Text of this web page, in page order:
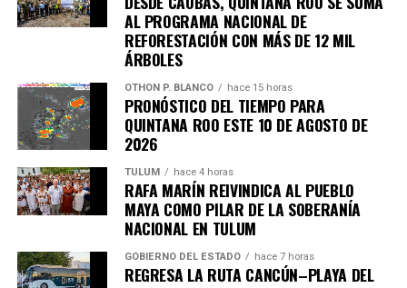
importantes de Quintana Roo directamente
en tu teléfono.
Unirme al canal de WhatsApp
AL PROGRAMA NACIONAL DE
REFORESTACIÓN CON MÁS DE 12 MIL
ÁRBOLES
OTHON P. BLANCO hace 15 horas
PRONÓSTICO DEL TIEMPO PARA
QUINTANA ROO ESTE 10 DE AGOSTO DE
2026
TULUM hace 4 horas
RAFA MARÍN REIVINDICA AL PUEBLO
MAYA COMO PILAR DE LA SOBERANÍA
NACIONAL EN TULUM
GOBIERNO DEL ESTADO hace 7 horas
REGRESA LA RUTA CANCÚN–PLAYA DEL